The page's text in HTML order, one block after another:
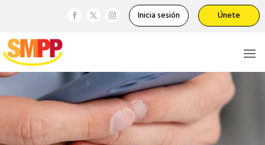
Inicia sesión Únete